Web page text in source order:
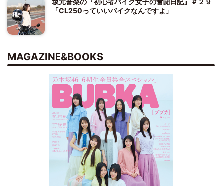
坂元誉梨の『初心者バイク女子の奮闘日記』＃２９
「CL250っていいバイクなんですよ」
MAGAZINE&BOOKS